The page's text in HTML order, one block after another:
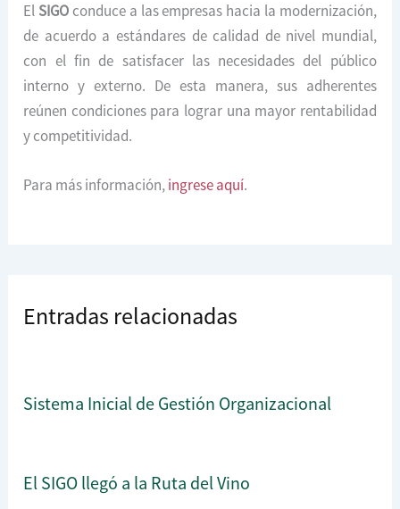
El SIGO conduce a las empresas hacia la modernización,
de acuerdo a estándares de calidad de nivel mundial,
con el fin de satisfacer las necesidades del público
interno y externo. De esta manera, sus adherentes
reúnen condiciones para lograr una mayor rentabilidad
y competitividad.
Para más información,ingrese aquí.
Entradas relacionadas
Sistema Inicial de Gestión Organizacional
El SIGO llegó a la Ruta del Vino